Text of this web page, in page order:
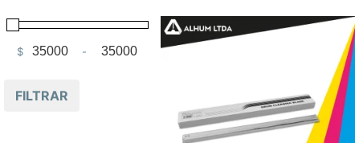
$ Minimum Price
-Maximum Price
FILTRAR